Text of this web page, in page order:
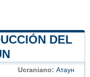
DEL
Ucraniano: Атаун